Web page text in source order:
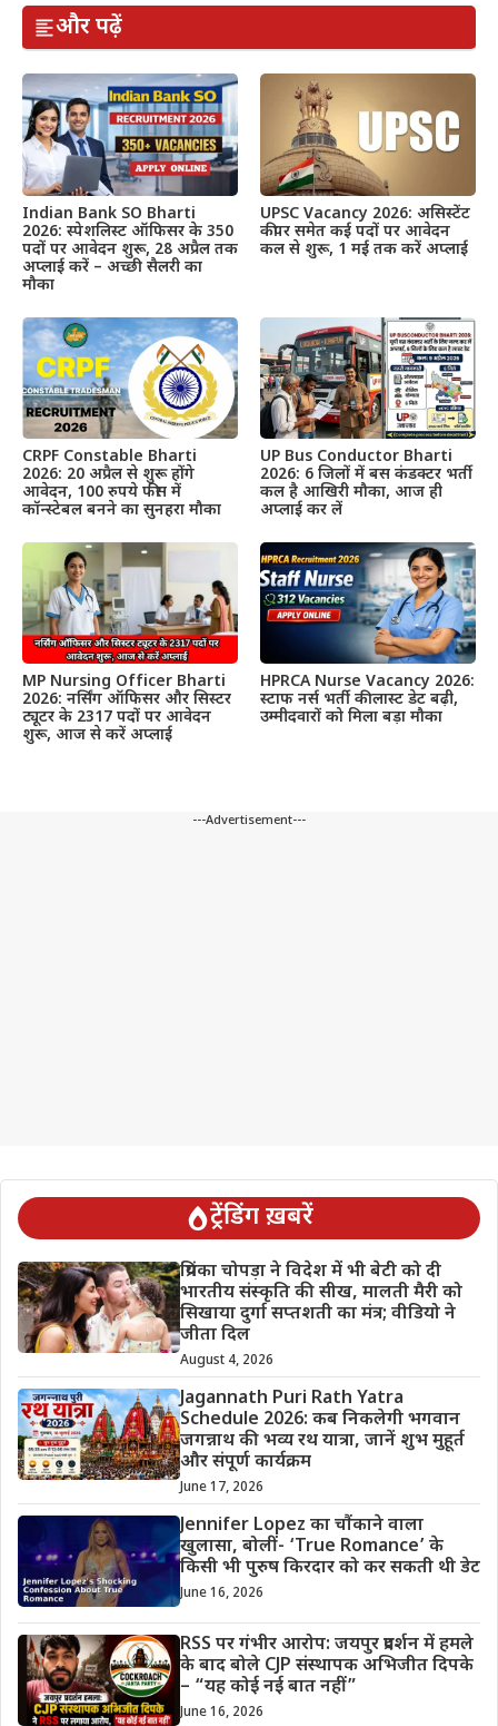
और पढ़ें
Indian Bank SO Bharti
2026: स्पेशलिस्ट ऑफिसर के 350
पदों पर आवेदन शुरू, 28 अप्रैल तक
अप्लाई करें – अच्छी सैलरी का
मौका
UPSC Vacancy 2026: असिस्टेंट
कीपर समेत कई पदों पर आवेदन
कल से शुरू, 1 मई तक करें अप्लाई
CRPF Constable Bharti
2026: 20 अप्रैल से शुरू होंगे
आवेदन, 100 रुपये फीस में
कॉन्स्टेबल बनने का सुनहरा मौका
UP Bus Conductor Bharti
2026: 6 जिलों में बस कंडक्टर भर्ती
कल है आखिरी मौका, आज ही
अप्लाई कर लें
MP Nursing Officer Bharti
2026: नर्सिंग ऑफिसर और सिस्टर
ट्यूटर के 2317 पदों पर आवेदन
शुरू, आज से करें अप्लाई
HPRCA Nurse Vacancy 2026:
स्टाफ नर्स भर्ती की लास्ट डेट बढ़ी,
उम्मीदवारों को मिला बड़ा मौका
---Advertisement---
ट्रेंडिंग ख़बरें
प्रियंका चोपड़ा ने विदेश में भी बेटी को दी
भारतीय संस्कृति की सीख, मालती मैरी को
सिखाया दुर्गा सप्तशती का मंत्र; वीडियो ने
जीता दिल
August 4, 2026
Jagannath Puri Rath Yatra
Schedule 2026: कब निकलेगी भगवान
जगन्नाथ की भव्य रथ यात्रा, जानें शुभ मुहूर्त
और संपूर्ण कार्यक्रम
June 17, 2026
Jennifer Lopez का चौंकाने वाला
खुलासा, बोलीं- ‘True Romance’ के
किसी भी पुरुष किरदार को कर सकती थी डेट
June 16, 2026
RSS पर गंभीर आरोप: जयपुर प्रदर्शन में हमले
के बाद बोले CJP संस्थापक अभिजीत दिपके
– “यह कोई नई बात नहीं”
June 16, 2026